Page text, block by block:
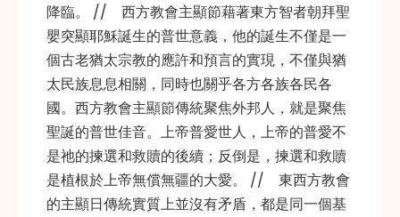
降臨。 // 西方教會主顯節藉著東方智者朝拜聖
嬰突顯耶穌誕生的普世意義，他的誕生不僅是一
個古老猶太宗教的應許和預言的實現，不僅與猶
太民族息息相關，同時也關乎各方各族各民各
國。西方教會主顯節傳統聚焦外邦人，就是聚焦
聖誕的普世佳音。上帝普愛世人，上帝的普愛不
是祂的揀選和救贖的後續；反倒是，揀選和救贖
是植根於上帝無償無疆的大愛。 // 東西方教會
的主顯日傳統實質上並沒有矛盾，都是同一個基